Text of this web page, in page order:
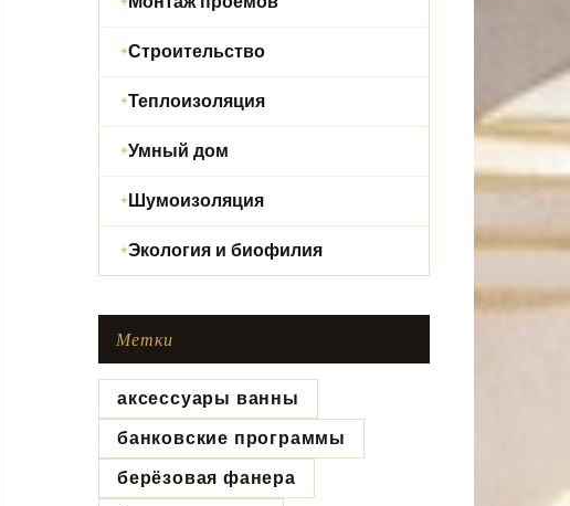
Строительство
Теплоизоляция
Умный дом
Шумоизоляция
Экология и биофилия
Метки
аксессуары ванны
банковские программы
берёзовая фанера